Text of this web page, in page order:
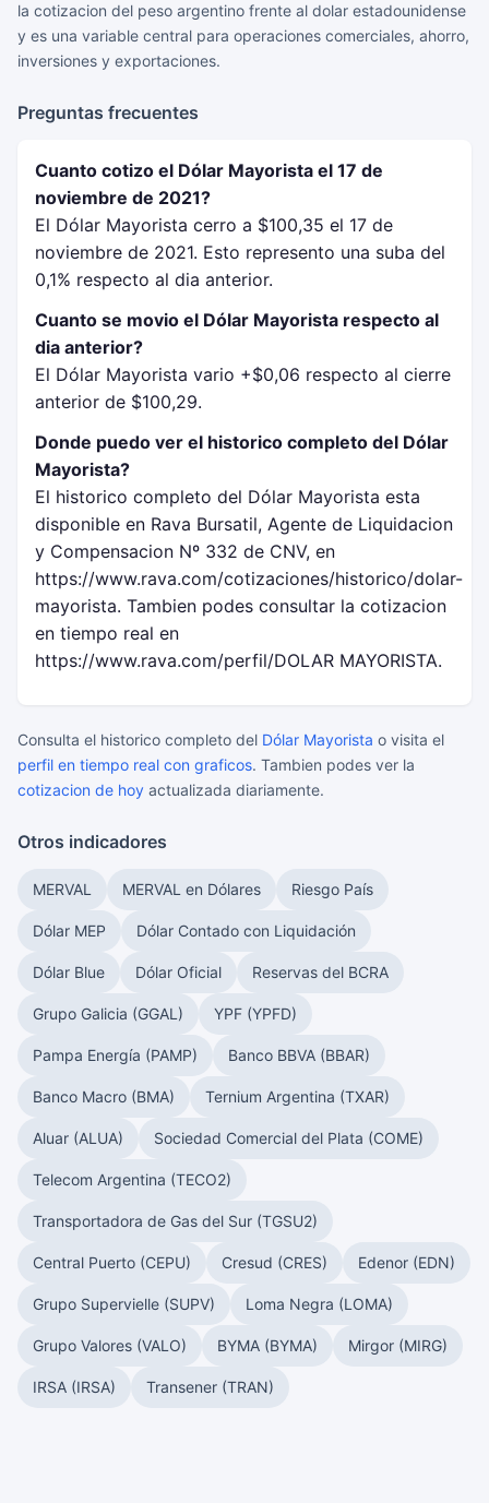
la cotizacion del peso argentino frente al dolar estadounidense
y es una variable central para operaciones comerciales, ahorro,
inversiones y exportaciones.
Preguntas frecuentes
Cuanto cotizo el Dólar Mayorista el 17 de
noviembre de 2021?
El Dólar Mayorista cerro a $100,35 el 17 de
noviembre de 2021. Esto represento una suba del
0,1% respecto al dia anterior.
Cuanto se movio el Dólar Mayorista respecto al
dia anterior?
El Dólar Mayorista vario +$0,06 respecto al cierre
anterior de $100,29.
Donde puedo ver el historico completo del Dólar
Mayorista?
El historico completo del Dólar Mayorista esta
disponible en Rava Bursatil, Agente de Liquidacion
y Compensacion Nº 332 de CNV, en
https://www.rava.com/cotizaciones/historico/dolar-
mayorista. Tambien podes consultar la cotizacion
en tiempo real en
https://www.rava.com/perfil/DOLAR MAYORISTA.
Consulta el historico completo del Dólar Mayorista o visita el
perfil en tiempo real con graficos. Tambien podes ver la
cotizacion de hoy actualizada diariamente.
Otros indicadores
MERVAL MERVAL en Dólares Riesgo País
Dólar MEP Dólar Contado con Liquidación
Dólar Blue Dólar Oficial Reservas del BCRA
Grupo Galicia (GGAL) YPF (YPFD)
Pampa Energía (PAMP) Banco BBVA (BBAR)
Banco Macro (BMA) Ternium Argentina (TXAR)
Aluar (ALUA) Sociedad Comercial del Plata (COME)
Telecom Argentina (TECO2)
Transportadora de Gas del Sur (TGSU2)
Central Puerto (CEPU) Cresud (CRES) Edenor (EDN)
Grupo Supervielle (SUPV) Loma Negra (LOMA)
Grupo Valores (VALO) BYMA (BYMA) Mirgor (MIRG)
IRSA (IRSA) Transener (TRAN)